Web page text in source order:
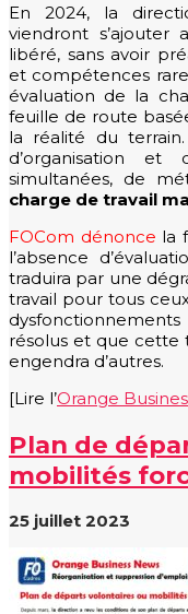
En 2024, la
viendront
libéré, sans avoir
et compétences
évaluation de la
feuille de route
la réalité du
d’organisation
simultanées, de
charge de travail
FOCom dénonce la
l’absence
traduira par une
travail pour tous
résolus et que cette
engendra d’autres.
[Lire l’Orange
Plan de
mobilités
25 juillet 2023